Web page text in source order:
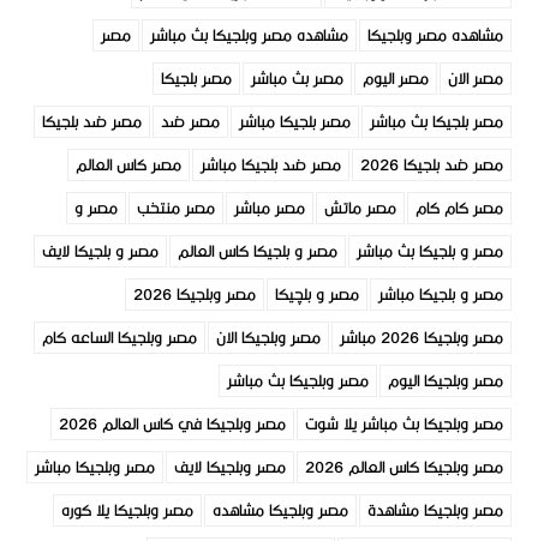
مشاهده مصر وبلجيكا
مشاهده مصر وبلجيكا بث مباشر
مصر
مصر الان
مصر اليوم مصر بث مباشر
مصر بلجيكا
مصر بلجيكا بث مباشر
مصر بلجيكا مباشر مصر ضد
مصر ضد بلجيكا
مصر ضد بلجيكا 2026
مصر ضد بلجيكا مباشر
مصر كاس العالم
مصر كام كام
مصر ماتش مصر مباشر مصر منتخب
مصر و
مصر و بلجيكا بث مباشر
مصر و بلجيكا كاس العالم
مصر و بلجيكا لايف
مصر و بلجيكا مباشر
مصر و بلچيكا
مصر وبلجيكا 2026
مصر وبلجيكا 2026 مباشر
مصر وبلجيكا الان
مصر وبلجيكا الساعه كام
مصر وبلجيكا اليوم
مصر وبلجيكا بث مباشر
مصر وبلجيكا بث مباشر يلا شوت
مصر وبلجيكا في كاس العالم 2026
مصر وبلجيكا كاس العالم 2026
مصر وبلجيكا لايف
مصر وبلجيكا مباشر
مصر وبلجيكا مشاهدة
مصر وبلجيكا مشاهده
مصر وبلجيكا يلا كوره